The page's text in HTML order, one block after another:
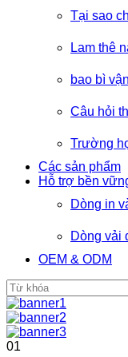
Tại sao
Lam thê
bao bì
Câu hỏi
Trường
Các sản phẩm
Hỗ trợ bền
Dòng in
Dòng vải
OEM & ODM
01